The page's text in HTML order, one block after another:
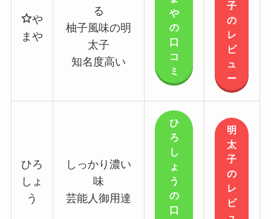
や
まや
る
柚子風味の明
太子
知名度高い
や
の
口
コ
ミ
子
の
レ
ビ
ュ
ー
ひろ
しょ
う
しっかり濃い
味
芸能人御用達
ひ
ろ
し
ょ
う
の
口
明
太
子
の
レ
ビ